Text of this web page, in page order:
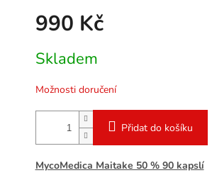
990 Kč
cena:
Skladem
Možnosti doručení
Přidat do košíku
MycoMedica Maitake 50 % 90 kapslí